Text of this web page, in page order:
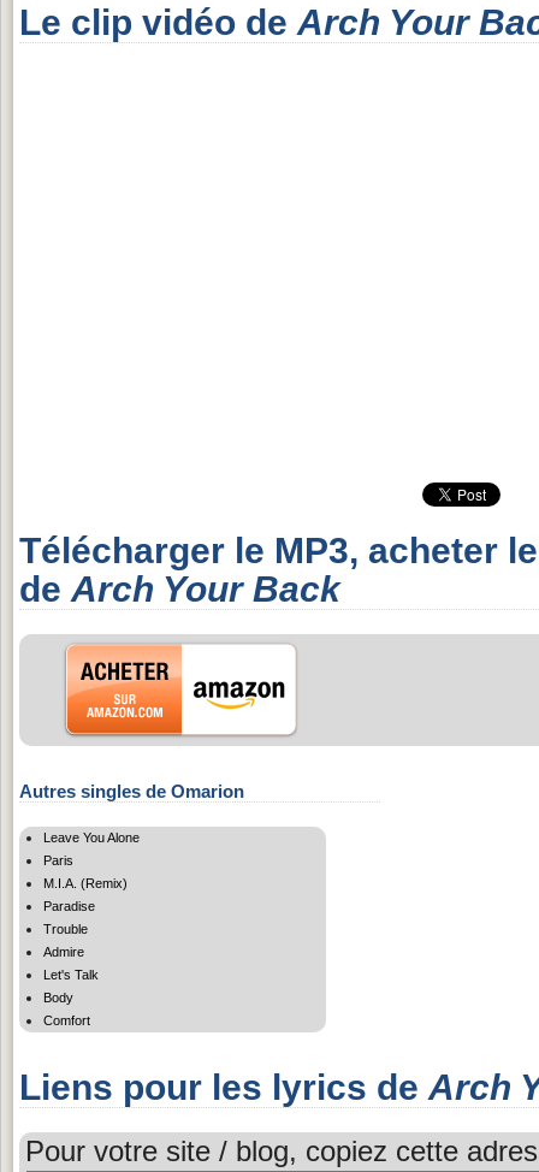
Le clip vidéo de Arch Your
Télécharger le MP3, acheter
de Arch Your Back
Autres singles de Omarion
Leave You Alone
Paris
M.I.A. (Remix)
Paradise
Trouble
Admire
Let's Talk
Body
Comfort
Liens pour les lyrics de Arch
Pour votre site / blog, copiez cette